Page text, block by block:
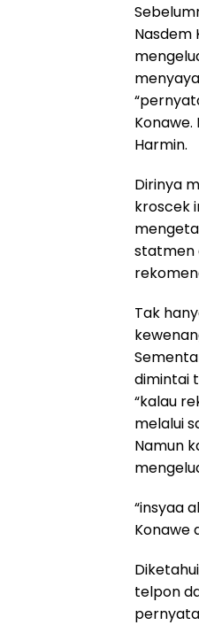
Nasdem
Harmin.
Dirinya
kroscek
statmen
Tak
dimintai
“kalau
melalui
Namun
“insyaa
Konawe
telpon